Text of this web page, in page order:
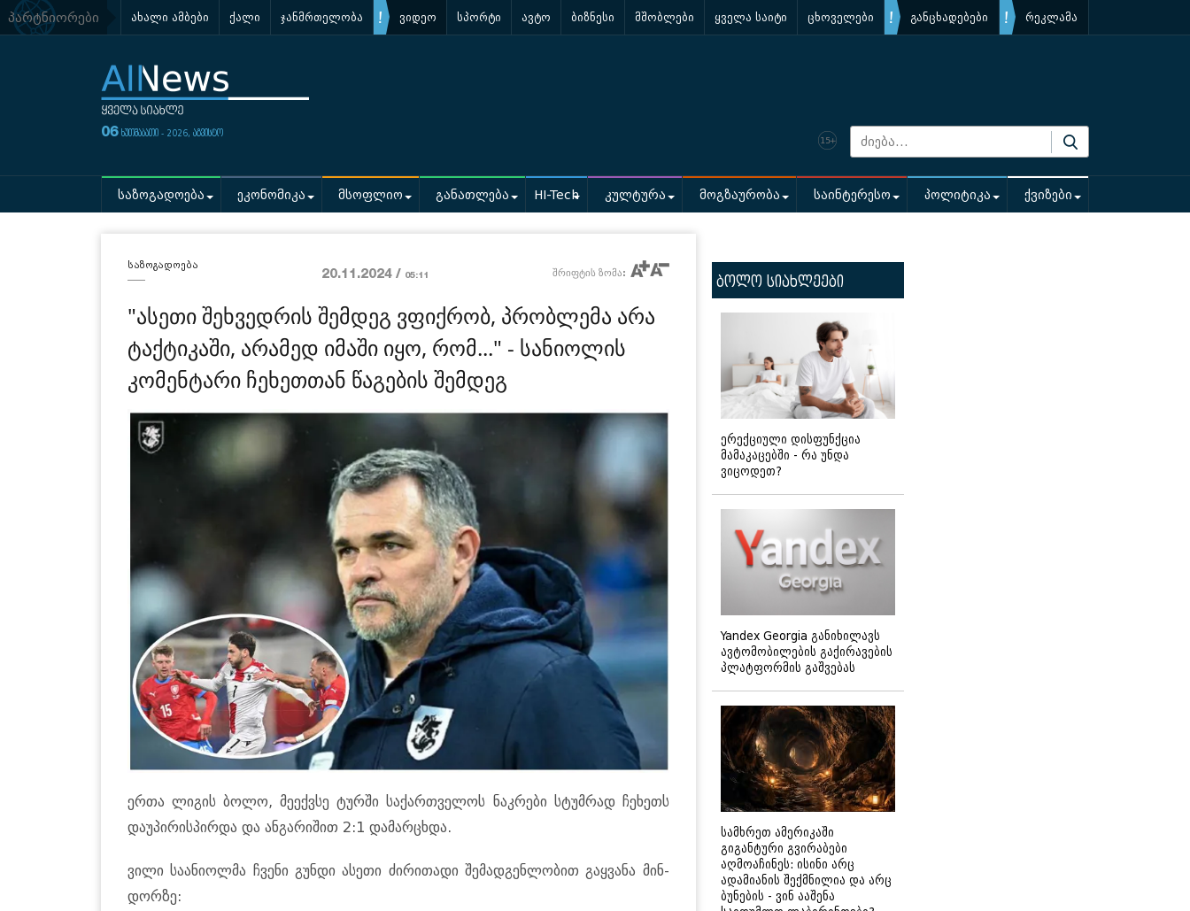
პარტნიორები ახალი ამბები ქალი ჯანმრთელობა ვიდეო სპორტი ავტო ბიზნესი მშობლები ყველა საიტი ცხოველები განცხადებები რეკლამა
06 ხუთშაბათი - 2026, აგვისტო
საზოგადოება ეკონომიკა მსოფლიო განათლება HI-Tech კულტურა მოგზაურობა საინტერესო პოლიტიკა ქვიზები
საზოგადოება
20.11.2024 / 05:11 შრიფტის ზომა:
"ასეთი შეხვედრის შემდეგ ვფიქრობ, პრობლემა არა
ტაქტიკაში, არამედ იმაში იყო, რომ..." - სანიოლის
კომენტარი ჩეხეთთან წაგების შემდეგ
ერთა ლი­გის ბოლო, მე­ექ­ვსე ტურ­ში საქარ­თვე­ლოს ნაკ­რე­ბი სტუმ­რად ჩე­ხეთს
და­უ­პი­რის­პირ­და და ან­გა­რი­შით 2:1 და­მარ­ცხდა.
ვილი სა­ა­ნი­ოლ­მა ჩვე­ნი გუნ­დი ასე­თი ძი­რი­თა­დი შე­მად­გენ­ლო­ბით გაყ­ვა­ნა მინ­
დორ­ზე:
ბოლო სიახლეები
ერექციული დისფუნქცია
მამაკაცებში - რა უნდა
ვიცოდეთ?
Yandex Georgia განიხილავს
ავტომობილების გაქირავების
პლატფორმის გაშვებას
სამხრეთ ამერიკაში
გიგანტური გვირაბები
აღმოაჩინეს: ისინი არც
ადამიანის შექმნილია და არც
ბუნების - ვინ ააშენა